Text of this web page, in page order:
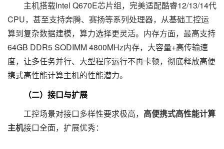
主机搭载Intel Q670E芯片组，完美适配酷睿12/13/14代
CPU，甚至支持奔腾、赛扬等系列处理器，从基础工控运
算到复杂数据建模，算力选择更灵活。内存方面，最高支持
64GB DDR5 SODIMM 4800MHz内存，大容量+高传输速
度，让多任务并行、大型程序运行不再卡顿，彻底释放高便
携式高性能计算主机的性能潜力。
（二）接口与扩展
工控场景对接口多样性要求极高， 高便携式高性能计算
主机接口全面，扩展优秀：